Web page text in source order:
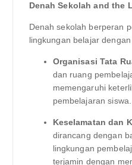
Denah Sekolah and the
Denah sekolah berperan
lingkungan belajar
Organisasi Tata
dan ruang
memengaruhi
pembelajaran siswa.
Keselamatan dan
dirancang dengan
lingkungan
terjamin dengan